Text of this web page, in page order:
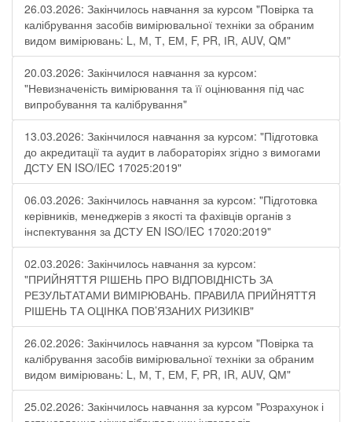
26.03.2026: Закінчилось навчання за курсом "Повірка та
калібрування засобів вимірювальної техніки за обраним
видом вимірювань: L, М, Т, ЕМ, F, РR, ІR, АUV, QМ"
20.03.2026: Закінчилося навчання за курсом:
"Невизначеність вимірювання та її оцінювання під час
випробування та калібрування"
13.03.2026: Закінчилося навчання за курсом: "Підготовка
до акредитації та аудит в лабораторіях згідно з вимогами
ДСТУ EN ISO/IEC 17025:2019"
06.03.2026: Закінчилось навчання за курсом: "Підготовка
керівників, менеджерів з якості та фахівців органів з
інспектування за ДСТУ EN ISO/IEC 17020:2019"
02.03.2026: Закінчилось навчання за курсом:
"ПРИЙНЯТТЯ РІШЕНЬ ПРО ВІДПОВІДНІСТЬ ЗА
РЕЗУЛЬТАТАМИ ВИМІРЮВАНЬ. ПРАВИЛА ПРИЙНЯТТЯ
РІШЕНЬ ТА ОЦІНКА ПОВ’ЯЗАНИХ РИЗИКІВ"
26.02.2026: Закінчилось навчання за курсом "Повірка та
калібрування засобів вимірювальної техніки за обраним
видом вимірювань: L, М, Т, ЕМ, F, РR, ІR, АUV, QМ"
25.02.2026: Закінчилось навчання за курсом "Розрахунок і